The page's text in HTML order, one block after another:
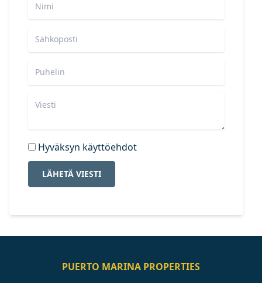
Hyväksyn käyttöehdot
LÄHETÄ VIESTI
PUERTO MARINA PROPERTIES